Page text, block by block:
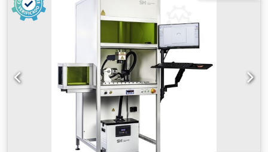
Salida para madera triturada: Ø 160 mm - Dimensiones
(largo/ancho/alto): 1400x800x2000 mm - Peso: 840 kg
VENTAJAS – Fabricación alemana – Muy buen estado –
Astilladora usada Precio neto: 23.900 PLN Dcedozh H
Tdopfx Ad Sok Precio neto: 5.690 EUR según tipo de cambio
de 4,2 EUR (Los precios pueden variar dependiendo de las
fluctuaciones)